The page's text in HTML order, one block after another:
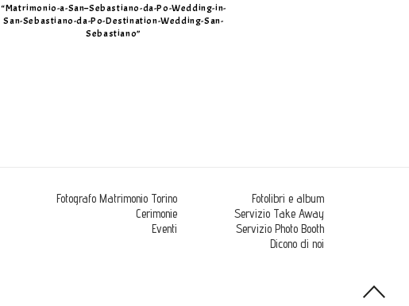
“Matrimonio-a-San–Sebastiano-da-Po-Wedding-in-
San-Sebastiano-da-Po-Destination-Wedding-San-
Sebastiano”
Fotografo Matrimonio Torino
Cerimonie
Eventi
Fotolibri e album
Servizio Take Away
Servizio Photo Booth
Dicono di noi